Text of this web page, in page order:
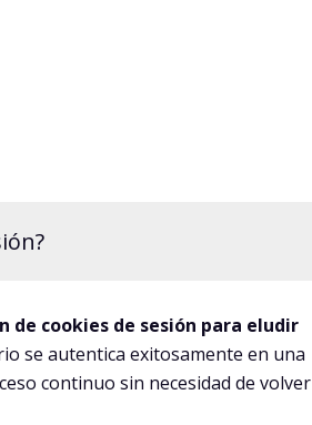
de cookies de sesión para eludir
se autentica exitosamente en una
continuo sin necesidad de volver